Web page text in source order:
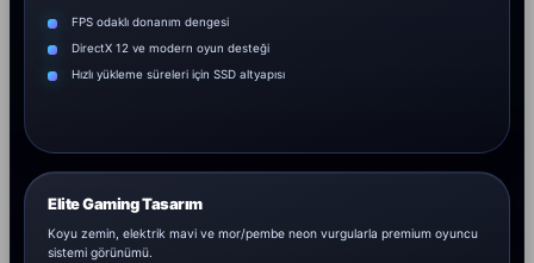
FPS odaklı donanım dengesi
DirectX 12 ve modern oyun desteği
Hızlı yükleme süreleri için SSD altyapısı
Elite Gaming Tasarım
Koyu zemin, elektrik mavi ve mor/pembe neon vurgularla premium oyuncu
sistemi görünümü.